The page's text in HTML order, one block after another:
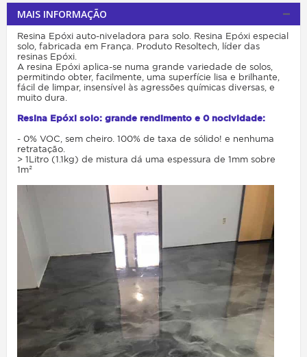
MAIS INFORMAÇÃO
Resina Epóxi auto-niveladora para solo. Resina Epóxi especial
solo, fabricada em França. Produto Resoltech, líder das
resinas Epóxi.
A resina Epóxi aplica-se numa grande variedade de solos,
permitindo obter, facilmente, uma superfície lisa e brilhante,
fácil de limpar, insensível às agressões químicas diversas, e
muito dura.
Resina Epóxi solo: grande rendimento e 0 nocividade:
- 0% VOC, sem cheiro. 100% de taxa de sólido! e nenhuma
retratação.
> 1Litro (1.1kg) de mistura dá uma espessura de 1mm sobre
1m²